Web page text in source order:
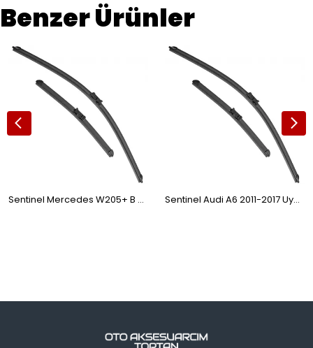
Benzer Ürünler
Sentinel Mercedes W205+ B Class C Class Orijinal Silecek Sentinel Audi A6 2011-2017 Uyumlu Araca Özel Silecek 650-530mm